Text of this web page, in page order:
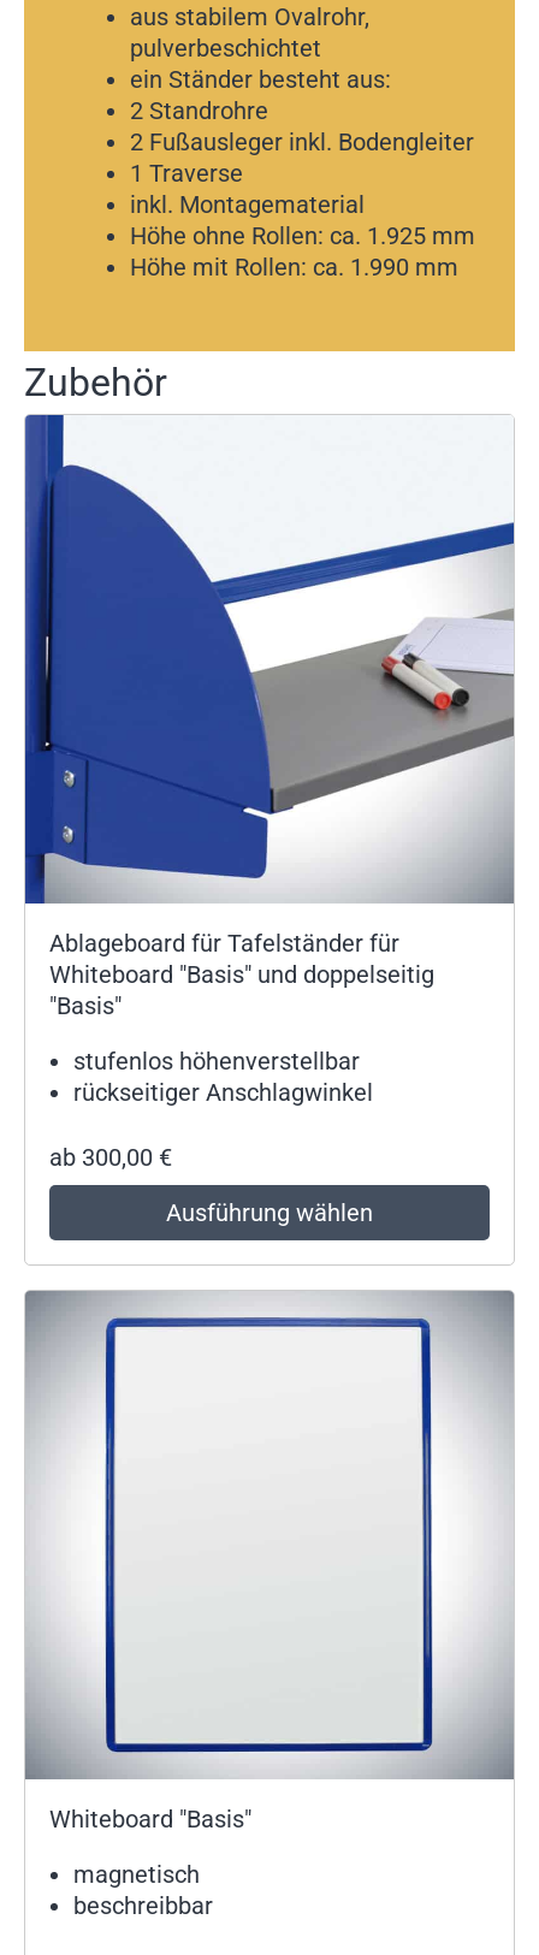
aus stabilem Ovalrohr,
pulverbeschichtet
ein Ständer besteht aus:
2 Standrohre
2 Fußausleger inkl. Bodengleiter
1 Traverse
inkl. Montagematerial
Höhe ohne Rollen: ca. 1.925 mm
Höhe mit Rollen: ca. 1.990 mm
Zubehör
Ablageboard für Tafelständer für
Whiteboard "Basis" und doppelseitig
"Basis"
stufenlos höhenverstellbar
rückseitiger Anschlagwinkel
ab 300,00 €
Ausführung wählen
Whiteboard "Basis"
magnetisch
beschreibbar